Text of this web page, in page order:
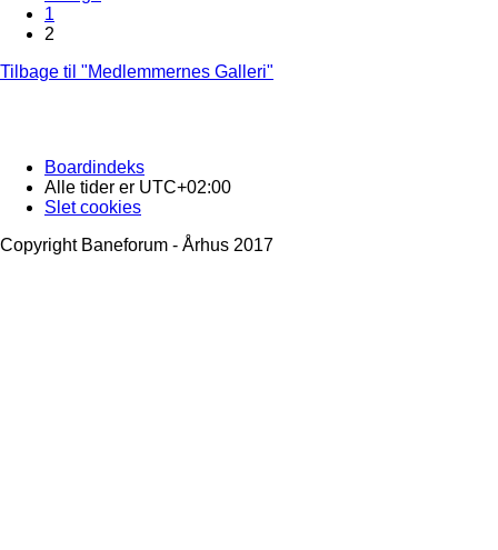
1
2
Tilbage til "Medlemmernes Galleri"
Boardindeks
Alle tider er UTC+02:00
Slet cookies
Copyright Baneforum - Århus 2017